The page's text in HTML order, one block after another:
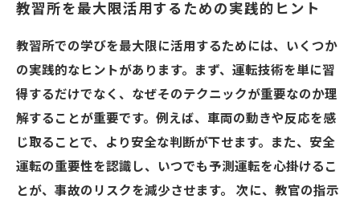
教習所を最大限活用するための実践的ヒント
教習所での学びを最大限に活用するためには、いくつか
の実践的なヒントがあります。まず、運転技術を単に習
得するだけでなく、なぜそのテクニックが重要なのか理
解することが重要です。例えば、車両の動きや反応を感
じ取ることで、より安全な判断が下せます。また、安全
運転の重要性を認識し、いつでも予測運転を心掛けるこ
とが、事故のリスクを減少させます。 次に、教官の指示